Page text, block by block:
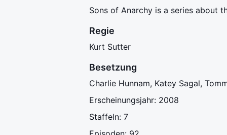
Sons of Anarchy is a series about
Regie
Kurt Sutter
Besetzung
Charlie Hunnam, Katey Sagal,
Erscheinungsjahr: 2008
Staffeln: 7